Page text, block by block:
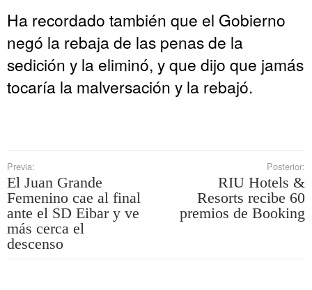
Ha recordado también que el Gobierno
negó la rebaja de las penas de la
sedición y la eliminó, y que dijo que jamás
tocaría la malversación y la rebajó.
Previa:
El Juan Grande
Femenino cae al final
ante el SD Eibar y ve
más cerca el
descenso
Posterior:
RIU Hotels &
Resorts recibe 60
premios de Booking